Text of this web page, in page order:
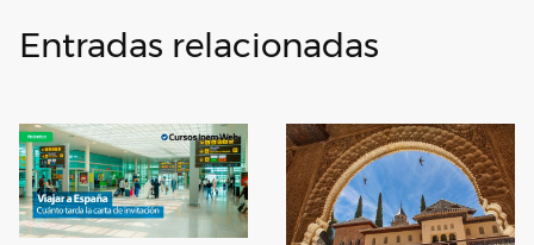
Entradas relacionadas